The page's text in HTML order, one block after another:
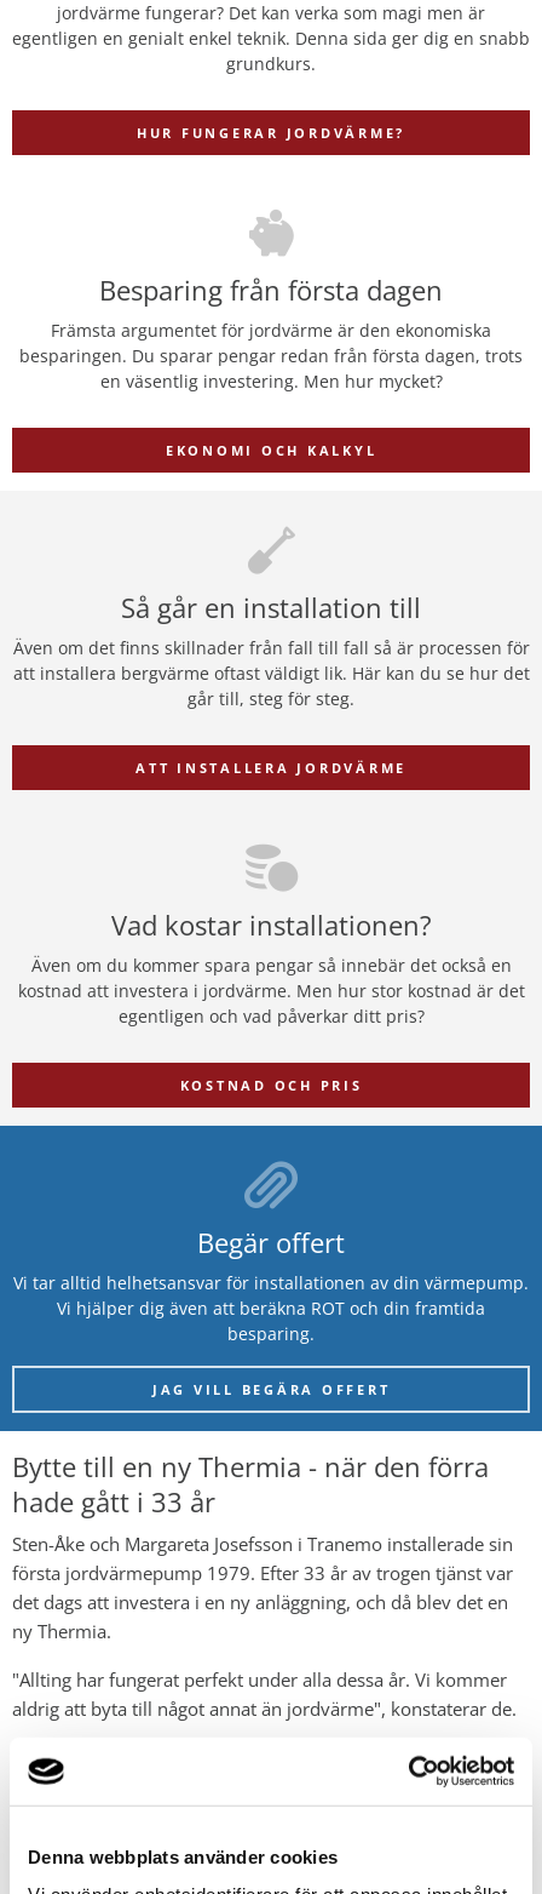
Denna webbplats använder cookies
jordvärme fungerar? Det kan verka som magi men är
egentligen en genialt enkel teknik. Denna sida ger dig en snabb
grundkurs.
HUR FUNGERAR JORDVÄRME?
Besparing från första dagen
Främsta argumentet för jordvärme är den ekonomiska
besparingen. Du sparar pengar redan från första dagen, trots
en väsentlig investering. Men hur mycket?
EKONOMI OCH KALKYL
Så går en installation till
Även om det finns skillnader från fall till fall så är processen för
att installera bergvärme oftast väldigt lik. Här kan du se hur det
går till, steg för steg.
ATT INSTALLERA JORDVÄRME
Vad kostar installationen?
Även om du kommer spara pengar så innebär det också en
kostnad att investera i jordvärme. Men hur stor kostnad är det
egentligen och vad påverkar ditt pris?
KOSTNAD OCH PRIS
Begär offert
Vi tar alltid helhetsansvar för installationen av din värmepump.
Vi hjälper dig även att beräkna ROT och din framtida
besparing.
JAG VILL BEGÄRA OFFERT
Bytte till en ny Thermia - när den förra
hade gått i 33 år
Sten-Åke och Margareta Josefsson i Tranemo installerade sin
första jordvärmepump 1979. Efter 33 år av trogen tjänst var
det dags att investera i en ny anläggning, och då blev det en
ny Thermia.
"Allting har fungerat perfekt under alla dessa år. Vi kommer
aldrig att byta till något annat än jordvärme", konstaterar de.
Paret tycker att det bästa med deras jordvärmepump är att
den är tyst och underhållsfri. Att de dessutom fått bra service
sig extra trygga med sin jordvärme.